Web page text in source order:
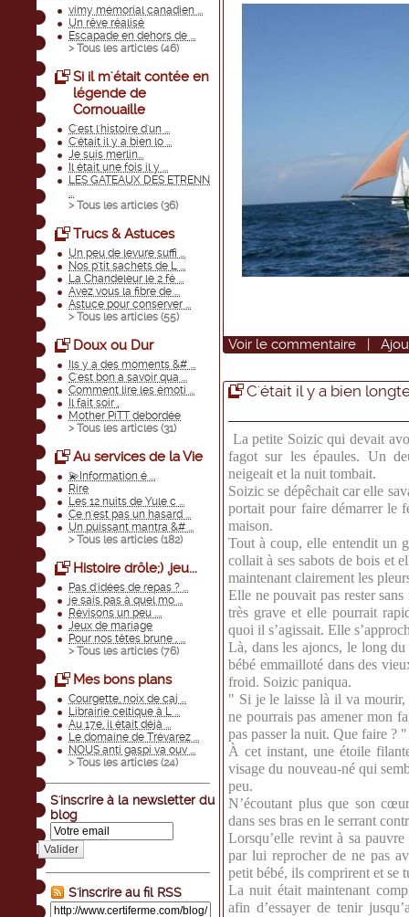
vimy mémorial canadien ...
Un rêve réalisé
Escapade en dehors de ...
> Tous les articles (46)
Si il m'était contée en
légende de
Cornouaille
C'est l'histoire d'un ...
C'était il y a bien lo ...
Je suis merlin...
Il était une fois il y ...
LES GATEAUX DES ETRENN
...
> Tous les articles (36)
Trucs & Astuces
Un peu de levure suffi ...
Nos p'tit sachets de L ...
La Chandeleur le 2 fé ...
Avez vous la fibre de ...
Astuce pour conserver ...
> Tous les articles (55)
Doux ou Dur
Ils y a des moments &# ...
C'est bon a savoir qua ...
Comment lire les émoti ...
Il fait soir ,
Mother PiTT debordée
> Tous les articles (31)
Au services de la Vie
💫Information é ...
Rire
Les 12 nuits de Yule c ...
Ce n'est pas un hasard ...
Un puissant mantra &# ...
> Tous les articles (182)
Histoire drôle;) ,jeu...
Pas d'idées de repas ? ...
je sais pas à quel mo ...
Révisons un peu ....
Jeux de mariage
Pour nos têtes brune , ...
> Tous les articles (76)
Mes bons plans
Courgette, noix de caj ...
Librairie celtique à L ...
Au 17e, il était déjà ...
Le domaine de Trévarez ...
NOUS anti gaspi va ouv ...
> Tous les articles (24)
S'inscrire à la newsletter du
blog
Valider
S'inscrire au fil RSS
Voir le commentaire |
C'était il y a bien
La petite Soizic qui devait
fagot sur les épaules. Un
neigeait et la nuit tombait.
Soizic se dépêchait car elle
portait pour faire démarrer le
maison.
Tout à coup, elle entendit un
collait à ses sabots de bois et
maintenant clairement les
Elle ne pouvait pas rester
très grave et elle pourrait
quoi il s’agissait. Elle
Là, dans les ajoncs, le long
bébé emmailloté dans des
froid. Soizic paniqua.
" Si je le laisse là il va mourir,
ne pourrais pas amener mon
pas passer la nuit. Que faire ? "
À cet instant, une étoile
visage du nouveau-né qui
peu.
N’écoutant plus que son
dans ses bras en le serrant
Lorsqu’elle revint à sa
par lui reprocher de ne pas
petit bébé, ils comprirent et se
La nuit était maintenant
afin d’essayer de tenir